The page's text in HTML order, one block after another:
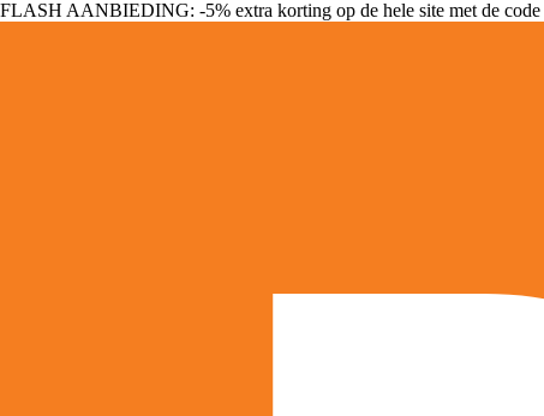
FLASH AANBIEDING: -5% extra korting op de hele site met de code